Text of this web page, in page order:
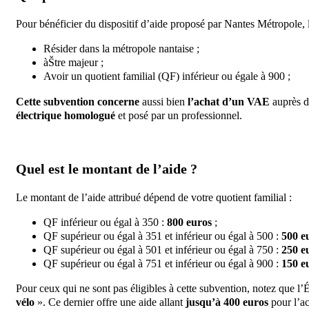
Pour bénéficier du dispositif d’aide proposé par Nantes
Résider dans la métropole nantaise ;
àŠtre majeur ;
Avoir un quotient familial (QF) inférieur ou égale à 900 ;
Cette subvention concerne aussi bien l’achat d’un VAE auprès
électrique homologué et posé par un professionnel.
Quel est le montant de l’aide ?
Le montant de l’aide attribué dépend de votre quotient familial :
QF inférieur ou égal à 350 : 800 euros ;
QF supérieur ou égal à 351 et inférieur ou égal à 500 : 500
QF supérieur ou égal à 501 et inférieur ou égal à 750 : 250
QF supérieur ou égal à 751 et inférieur ou égal à 900 : 150
Pour ceux qui ne sont pas éligibles à cette subvention, notez que
vélo ». Ce dernier offre une aide allantjusqu’à 400 euros pour